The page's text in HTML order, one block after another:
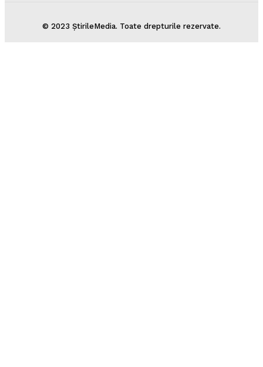
© 2023 ȘtirileMedia. Toate drepturile rezervate.